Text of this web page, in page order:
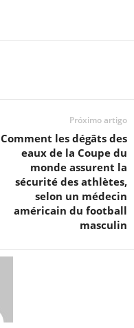
Próximo artigo
Comment les dégâts des
eaux de la Coupe du
monde assurent la
sécurité des athlètes,
selon un médecin
américain du football
masculin